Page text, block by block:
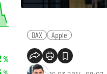
DAX Apple
%